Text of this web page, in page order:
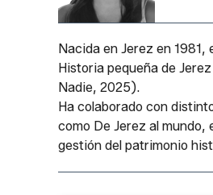
Nacida en Jerez en
Historia pequeña de Jerez
Nadie, 2025).
Ha colaborado con
como De Jerez al mundo,
gestión del patrimonio